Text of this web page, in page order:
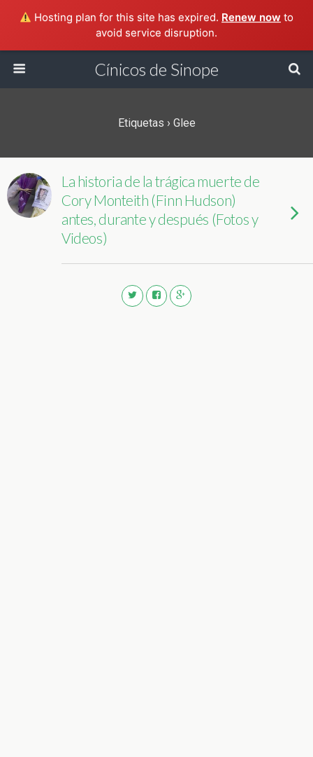
Hosting plan for this site has expired. Renew now to
avoid service disruption.
Cínicos de Sinope
Etiquetas › Glee
La historia de la trágica muerte de
Cory Monteith (Finn Hudson)
antes, durante y después (Fotos y
Videos)